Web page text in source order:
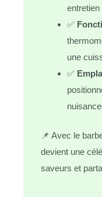
entretien
✅
une
✅
📌 Avec le
devient une
saveurs et